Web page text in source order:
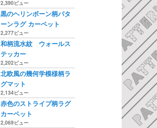
2,390ビュー
黒のヘリンボーン柄パタ
ーンラグ カーペット
2,277ビュー
和柄流水紋 ウォールス
テッカー
2,202ビュー
北欧風の幾何学模様柄ラ
グマット
2,134ビュー
赤色のストライプ柄ラグ
カーペット
2,069ビュー